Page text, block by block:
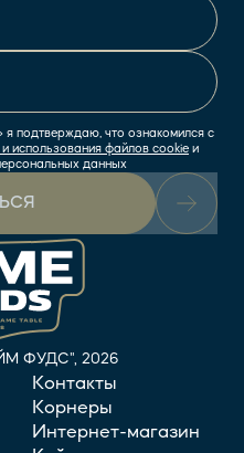
я подтверждаю, что ознакомился с
использования файлов cookie и
данных
ФУДС", 2026
Контакты
Корнеры
Интернет-магазин